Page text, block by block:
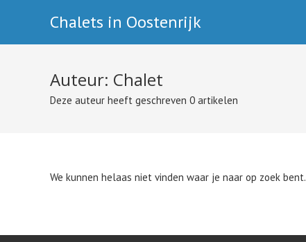
inhoud
Chalets in Oostenrijk
Auteur: Chalet
Deze auteur heeft geschreven 0 artikelen
We kunnen helaas niet vinden waar je naar op zoek bent.